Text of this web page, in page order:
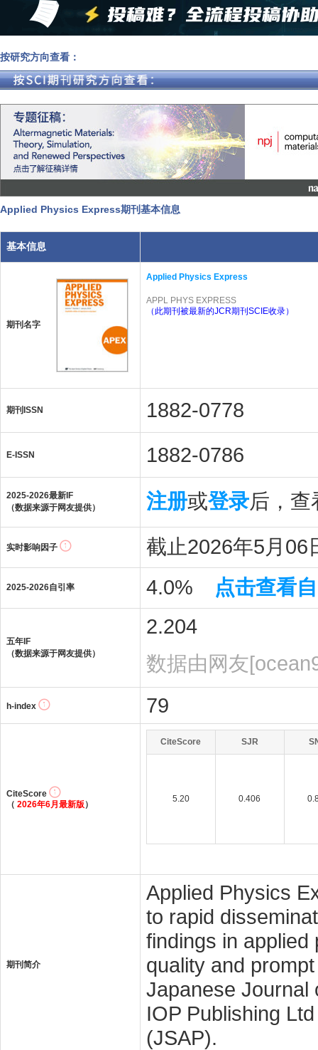
按研究方向查看：
Applied Physics Express期刊基本信息
基本信息
期刊名字
Applied Physics Express
APPL PHYS EXPRESS
（此期刊被最新的JCR期刊SCIE收录）
期刊ISSN 1882-0778
E-ISSN 1882-0786
2025-2026最新IF
（数据来源于网友提供）
注册或登录后，查
实时影响因子 截止2026年5月06
2025-2026自引率 4.0% 点击查看
五年IF
（数据来源于网友提供）
2.204
数据由网友
h-index 79
CiteScore
（ 2026年6月最新版）
CiteScore SJR
5.20 0.406
期刊简介
Applied Physics
to rapid
findings in applied
quality and
Japanese Journal
IOP Publishing
(JSAP).